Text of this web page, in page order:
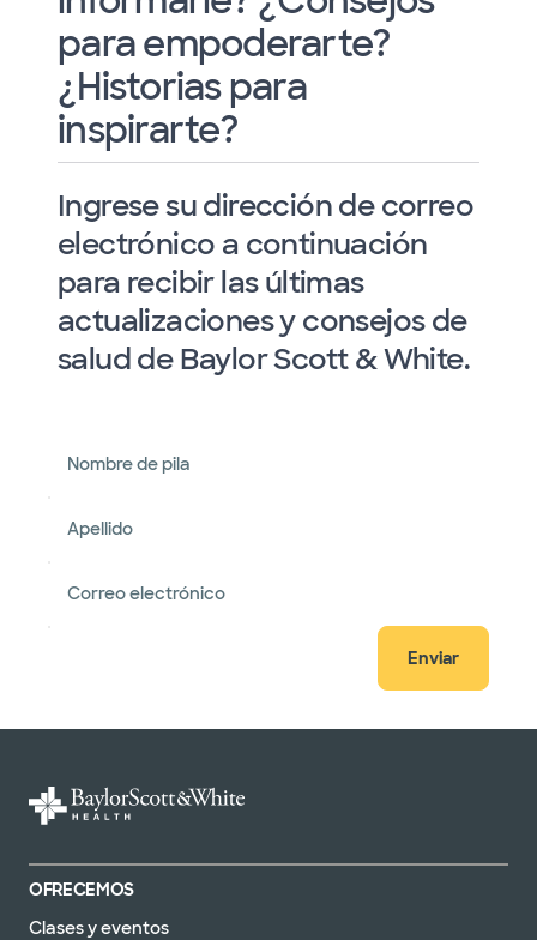
para empoderarte?
¿Historias para
inspirarte?
Ingrese su dirección de correo
electrónico a continuación
para recibir las últimas
actualizaciones y consejos de
salud de Baylor Scott & White.
Nombre de pila
Apellido
Correo electrónico
Enviar
OFRECEMOS
Clases y eventos